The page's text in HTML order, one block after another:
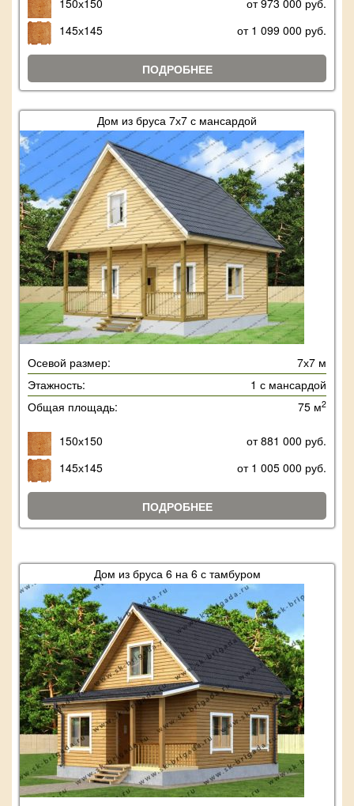
150х150
от 973 000 руб.
145х145
от 1 099 000 руб.
ПОДРОБНЕЕ
Дом из бруса 7х7 с мансардой
Осевой размер:
7х7 м
Этажность:
1 с мансардой
Общая площадь:
75 м2
150х150
от 881 000 руб.
145х145
от 1 005 000 руб.
ПОДРОБНЕЕ
Дом из бруса 6 на 6 с тамбуром